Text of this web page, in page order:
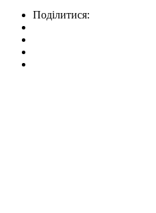
Поділитися: